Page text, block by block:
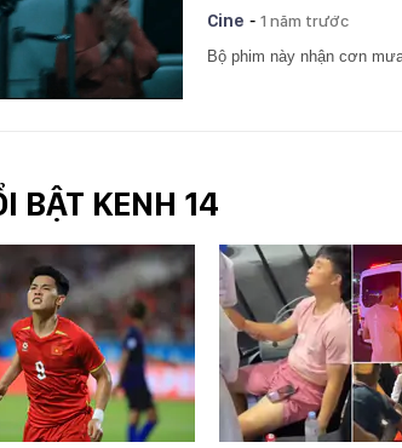
Cine - 1 năm trước
Bộ phim này nhận cơn
BẬT KENH 14